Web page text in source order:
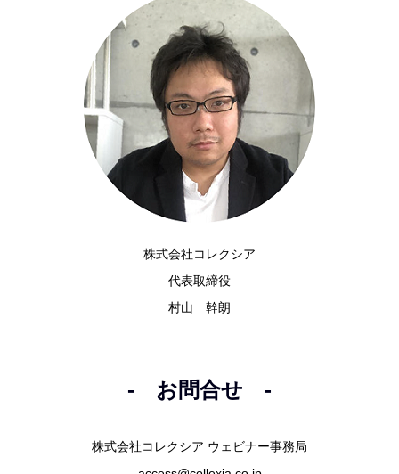
株式会社コレクシア
代表取締役
村山 幹朗
- お問合せ -
株式会社コレクシア ウェビナー事務局